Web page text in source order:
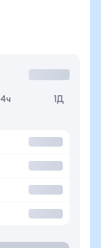
4ч 1Д